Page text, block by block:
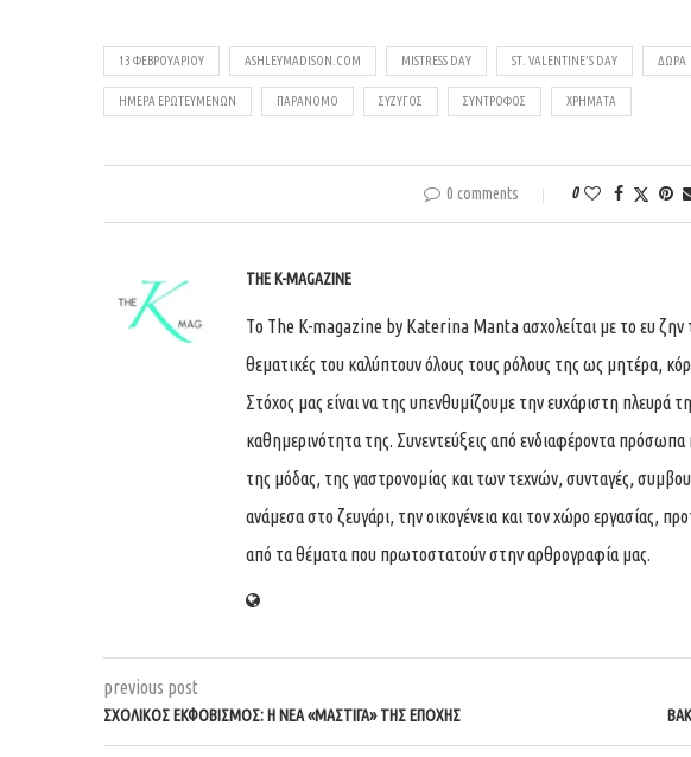
13 ΦΕΒΡΟΥΑΡΊΟΥ ASHLEYMADISON.COM MISTRESS DAY ST. VALENTINE’S DAY ΔΩΡΑ
ΗΜΈΡΑ ΕΡΩΤΕΥΜΈΝΩΝ ΠΑΡΆΝΟΜΟ ΣΎΖΥΓΟΣ ΣΎΝΤΡΟΦΟΣ ΧΡΉΜΑΤΑ
0 comments 0
THE K-MAGAZINE
Tο The K-magazine by Katerina Manta ασχολείται με το ευ ζην
θεματικές του καλύπτουν όλους τους ρόλους της ως μητέρα,
Στόχος μας είναι να της υπενθυμίζουμε την ευχάριστη πλευρά
καθημερινότητα της. Συνεντεύξεις από ενδιαφέροντα
της μόδας, της γαστρονομίας και των τεχνών, συνταγές,
ανάμεσα στο ζευγάρι, την οικογένεια και τον χώρο εργασίας,
από τα θέματα που πρωτοστατούν στην αρθρογραφία μας.
previous post
ΣΧΟΛΙΚΌΣ ΕΚΦΟΒΙΣΜΌΣ: Η ΝΈΑ «ΜΆΣΤΙΓΑ» ΤΗΣ ΕΠΟΧΉΣ